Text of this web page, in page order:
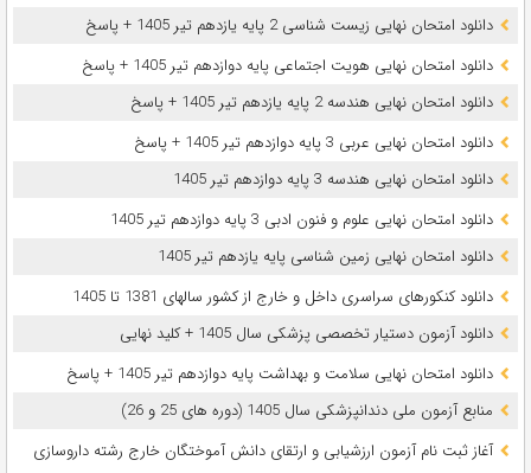
دانلود امتحان نهایی زیست شناسی 2 پایه یازدهم تیر 1405 + پاسخ
دانلود امتحان نهایی هویت اجتماعی پایه دوازدهم تیر 1405 + پاسخ
دانلود امتحان نهایی هندسه 2 پایه یازدهم تیر 1405 + پاسخ
دانلود امتحان نهایی عربی 3 پایه دوازدهم تیر 1405 + پاسخ
دانلود امتحان نهایی هندسه 3 پایه دوازدهم تیر 1405
دانلود امتحان نهایی علوم و فنون ادبی 3 پایه دوازدهم تیر 1405
دانلود امتحان نهایی زمین شناسی پایه یازدهم تیر 1405
دانلود کنکورهای سراسری داخل و خارج از کشور سالهای 1381 تا 1405
دانلود آزمون دستیار تخصصی پزشکی سال 1405 + کلید نهایی
دانلود امتحان نهایی سلامت و بهداشت پایه دوازدهم تیر 1405 + پاسخ
ﻣﻨﺎﺑﻊ آزﻣﻮن ﻣﻠﯽ دندانپزشکی سال 1405 (دوره های 25 و 26)
آغاز ثبت نام آزمون‌ ارزشیابی و ارتقای دانش آموختگان خارج رشته داروسازی